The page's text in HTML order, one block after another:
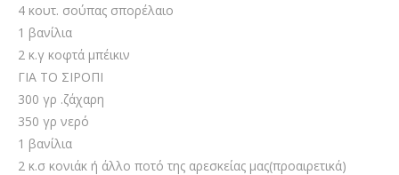
4 κουτ. σούπας σπορέλαιο
1 βανίλια
2 κ.γ κοφτά μπέικιν
ΓΙΑ ΤΟ ΣΙΡΟΠΙ
300 γρ .ζάχαρη
350 γρ νερό
1 βανίλια
2 κ.σ κονιάκ ή άλλο ποτό της αρεσκείας μας(προαιρετικά)